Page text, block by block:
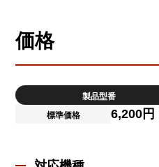
価格
製品型番
標準価格
6,200円